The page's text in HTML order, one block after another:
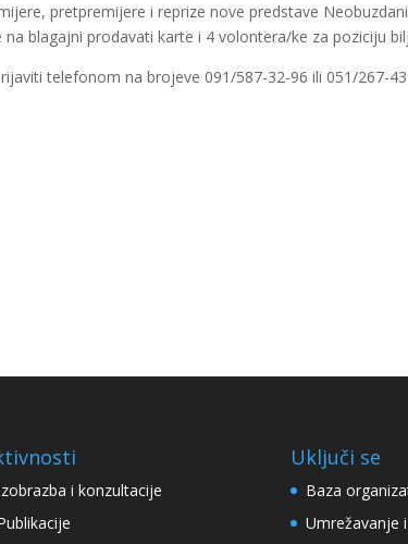
pretpremijere i reprize nove predstave
blagajni prodavati karte i 4 volontera/ke za poziciju
telefonom na brojeve 091/587-32-96 ili 051/267-
i konzultacije
Uključi se
Baza
Umrežavanje